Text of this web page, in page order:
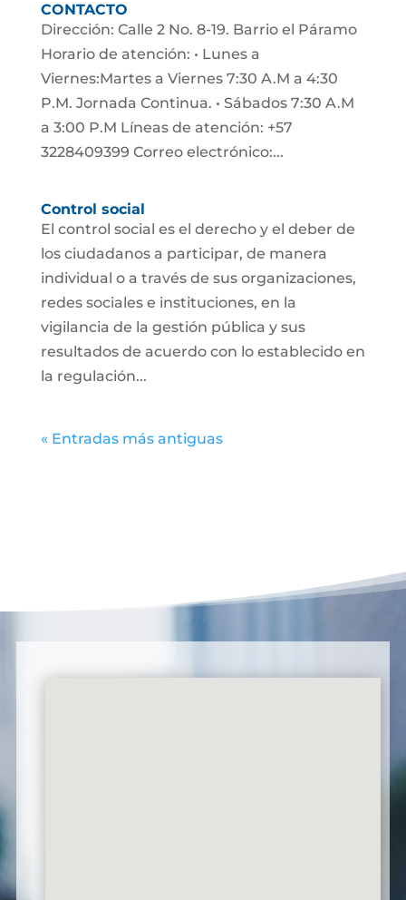
CONTACTO
Dirección: Calle 2 No. 8-19. Barrio el Páramo
Horario de atención: • Lunes a
Viernes:Martes a Viernes 7:30 A.M a 4:30
P.M. Jornada Continua. • Sábados 7:30 A.M
a 3:00 P.M Líneas de atención: +57
3228409399 Correo electrónico:...
Control social
El control social es el derecho y el deber de
los ciudadanos a participar, de manera
individual o a través de sus organizaciones,
redes sociales e instituciones, en la
vigilancia de la gestión pública y sus
resultados de acuerdo con lo establecido en
la regulación...
« Entradas más antiguas